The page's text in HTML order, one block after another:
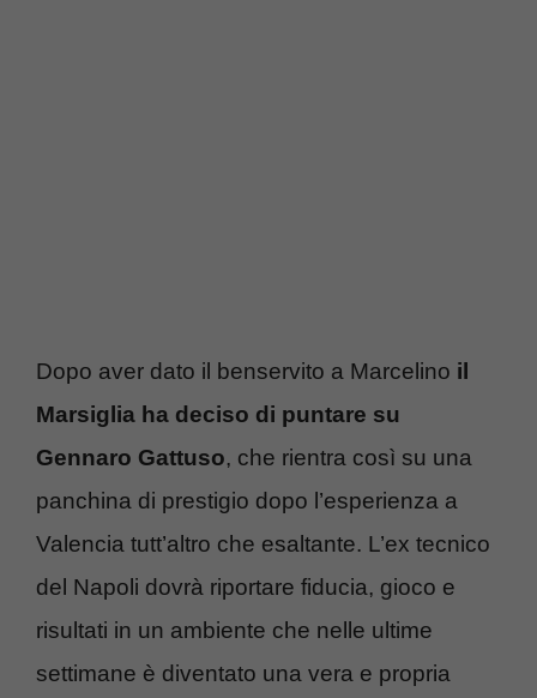
Dopo aver dato il benservito a Marcelino il
Marsiglia ha deciso di puntare su
Gennaro Gattuso, che rientra così su una
panchina di prestigio dopo l’esperienza a
Valencia tutt’altro che esaltante. L’ex tecnico
del Napoli dovrà riportare fiducia, gioco e
risultati in un ambiente che nelle ultime
settimane è diventato una vera e propria